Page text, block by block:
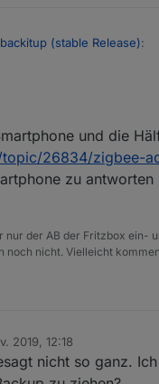
(stable Release):
am Tablet macht zitieren
mein erster Gedanke.
nicht
es aber in seinen
werden alle Userdaten,
und die
26834/zigbee-
zu
der AB der Fritzbox ein-
nicht. Vielleicht
2019, 12:18
nicht so ganz.